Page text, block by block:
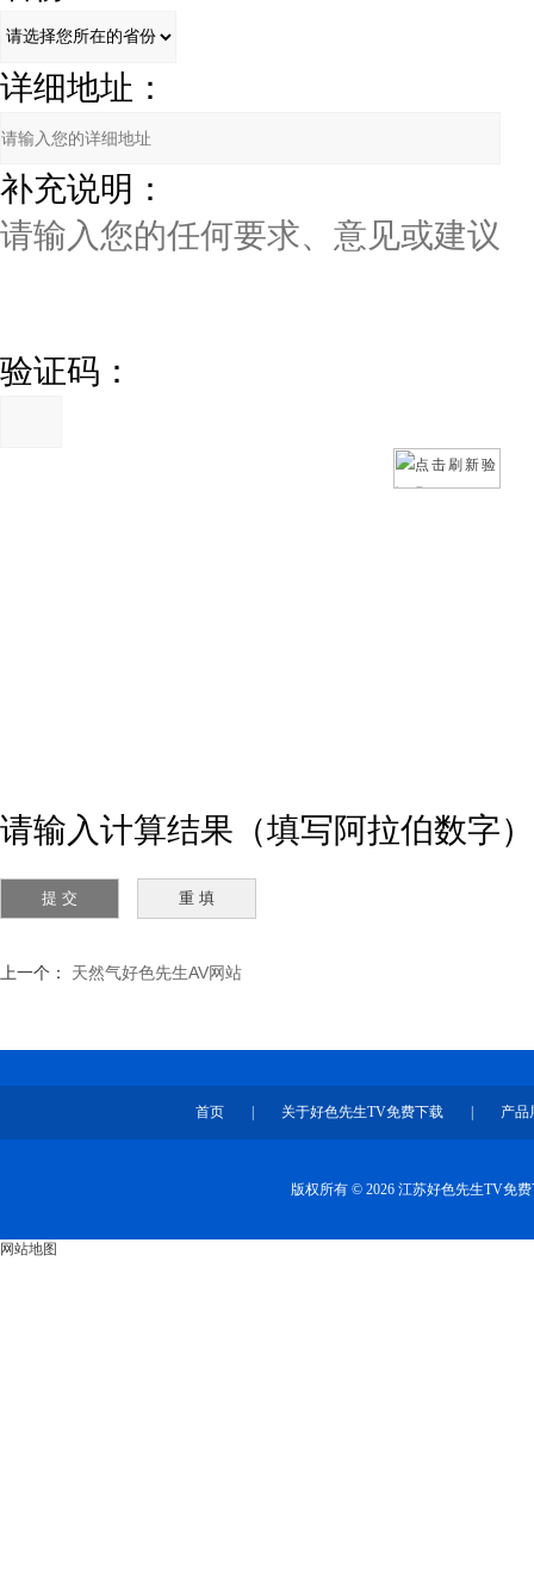
详细地址：
补充说明：
验证码：
请输入计算结果（填写阿拉伯数字
上一个： 天然气好色先生AV网站
首页 关于好色先生TV免费下载 产品
版权所有 © 2026 江苏好色先生TV免
网站地图